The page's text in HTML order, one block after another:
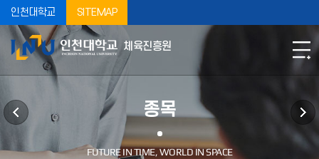
인천대학교 SITEMAP
체육진흥원
종목